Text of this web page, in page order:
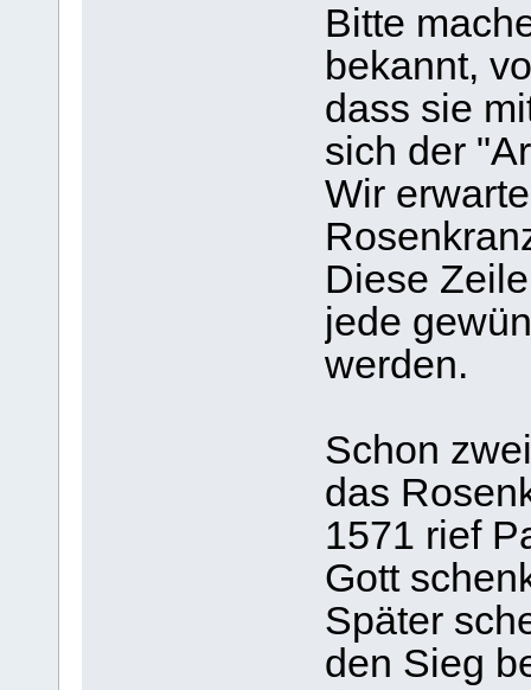
Bitte
bekannt,
dass sie
sich der
Wir
Diese
jede
werden.
Schon
das
1571 rief
Gott
Später
den Sieg